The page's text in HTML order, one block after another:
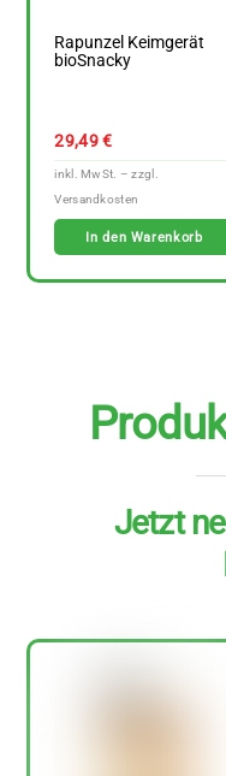
Rapunzel Keimgerät
bioSnacky
29,49€
In den Warenkorb
Jetzt